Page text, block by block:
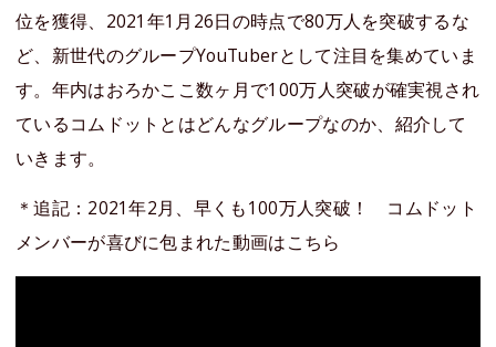
位を獲得、2021年1月26日の時点で80万人を突破するな
ど、新世代のグループYouTuberとして注目を集めていま
す。年内はおろかここ数ヶ月で100万人突破が確実視され
ているコムドットとはどんなグループなのか、紹介して
いきます。
＊追記：2021年2月、早くも100万人突破！ コムドット
メンバーが喜びに包まれた動画はこちら